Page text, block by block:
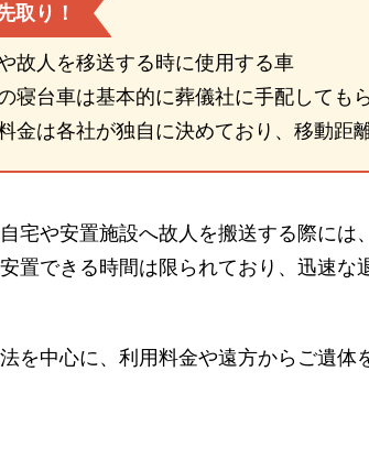
取り！
故人を移送する時に使用する車
寝台車は基本的に葬儀社に手配しても
金は各社が独自に決めており、移動距
宅や安置施設へ故人を搬送する際に
置できる時間は限られており、迅速
を中心に、利用料金や遠方からご遺